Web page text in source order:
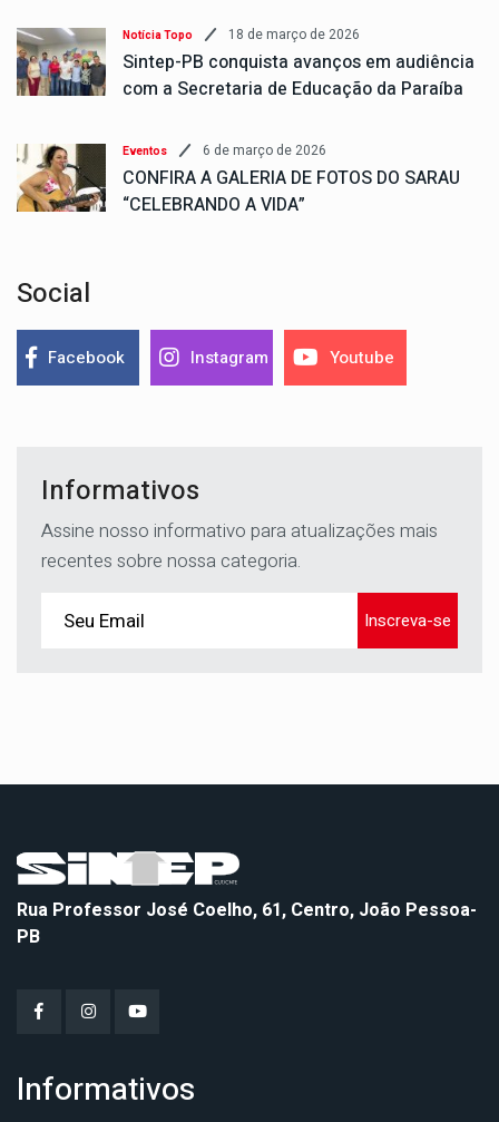
Notícia Topo 18 de março de 2026
Sintep-PB conquista avanços em audiência
com a Secretaria de Educação da Paraíba
Eventos 6 de março de 2026
CONFIRA A GALERIA DE FOTOS DO SARAU
“CELEBRANDO A VIDA”
Social
Facebook Instagram Youtube
Informativos
Assine nosso informativo para atualizações mais
recentes sobre nossa categoria.
Inscreva-se
Rua Professor José Coelho, 61, Centro, João Pessoa-
PB
Informativos